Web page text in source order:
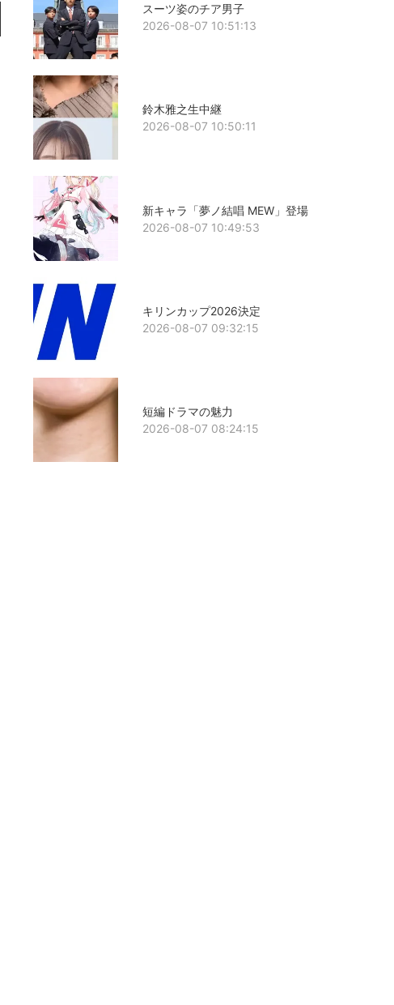
スーツ姿のチア男子
2026-08-07 10:51:13
鈴木雅之生中継
2026-08-07 10:50:11
新キャラ「夢ノ結唱 MEW」登場
2026-08-07 10:49:53
キリンカップ2026決定
2026-08-07 09:32:15
短編ドラマの魅力
2026-08-07 08:24:15